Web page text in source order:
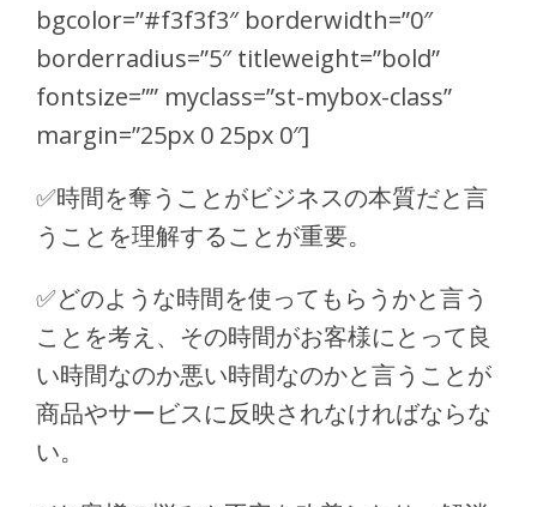
bgcolor=”#f3f3f3″ borderwidth=”0″
borderradius=”5″ titleweight=”bold”
fontsize=”” myclass=”st-mybox-class”
margin=”25px 0 25px 0″]
✅時間を奪うことがビジネスの本質だと言
うことを理解することが重要。
✅どのような時間を使ってもらうかと言う
ことを考え、その時間がお客様にとって良
い時間なのか悪い時間なのかと言うことが
商品やサービスに反映されなければならな
い。